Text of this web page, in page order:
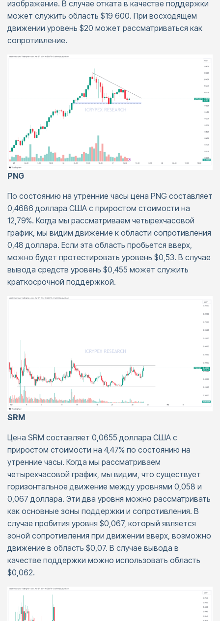
изображение. В случае отката в качестве поддержки
может служить область $19 600. При восходящем
движении уровень $20 может рассматриваться как
сопротивление.
PNG
По состоянию на утренние часы цена PNG составляет
0,4686 доллара США с приростом стоимости на
12,79%. Когда мы рассматриваем четырехчасовой
график, мы видим движение к области сопротивления
0,48 доллара. Если эта область пробьется вверх,
можно будет протестировать уровень $0,53. В случае
вывода средств уровень $0,455 может служить
краткосрочной поддержкой.
SRM
Цена SRM составляет 0,0655 доллара США с
приростом стоимости на 4,47% по состоянию на
утренние часы. Когда мы рассматриваем
четырехчасовой график, мы видим, что существует
горизонтальное движение между уровнями 0,058 и
0,067 доллара. Эти два уровня можно рассматривать
как основные зоны поддержки и сопротивления. В
случае пробития уровня $0,067, который является
зоной сопротивления при движении вверх, возможно
движение в область $0,07. В случае вывода в
качестве поддержки можно использовать область
$0,062.